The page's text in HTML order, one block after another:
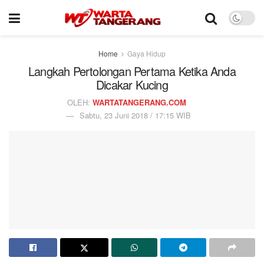
Home Gaya Hidup
Langkah Pertolongan Pertama Ketika Anda
Dicakar Kucing
OLEH: WARTATANGERANG.COM
Sabtu, 23 Juni 2018 / 17:15 WIB